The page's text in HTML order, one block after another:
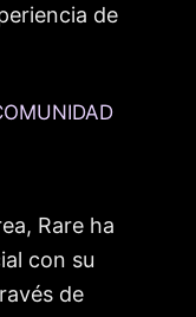
de
Rare ha
con su
de